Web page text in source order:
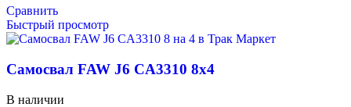
Сравнить
Быстрый просмотр
Самосвал FAW J6 CA3310 8х4
В наличии